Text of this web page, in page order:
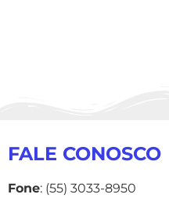
FALE CONOSCO
Fone: (55) 3033-8950